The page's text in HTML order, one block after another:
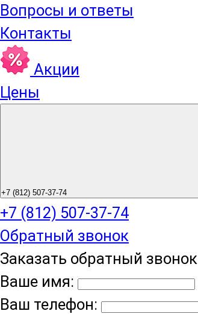
Вопросы и ответы
Контакты
Акции
Цены
+7 (812) 507-37-74
+7 (812) 507-37-74
Обратный звонок
Заказать обратный звонок
Ваше имя:
Ваш телефон: